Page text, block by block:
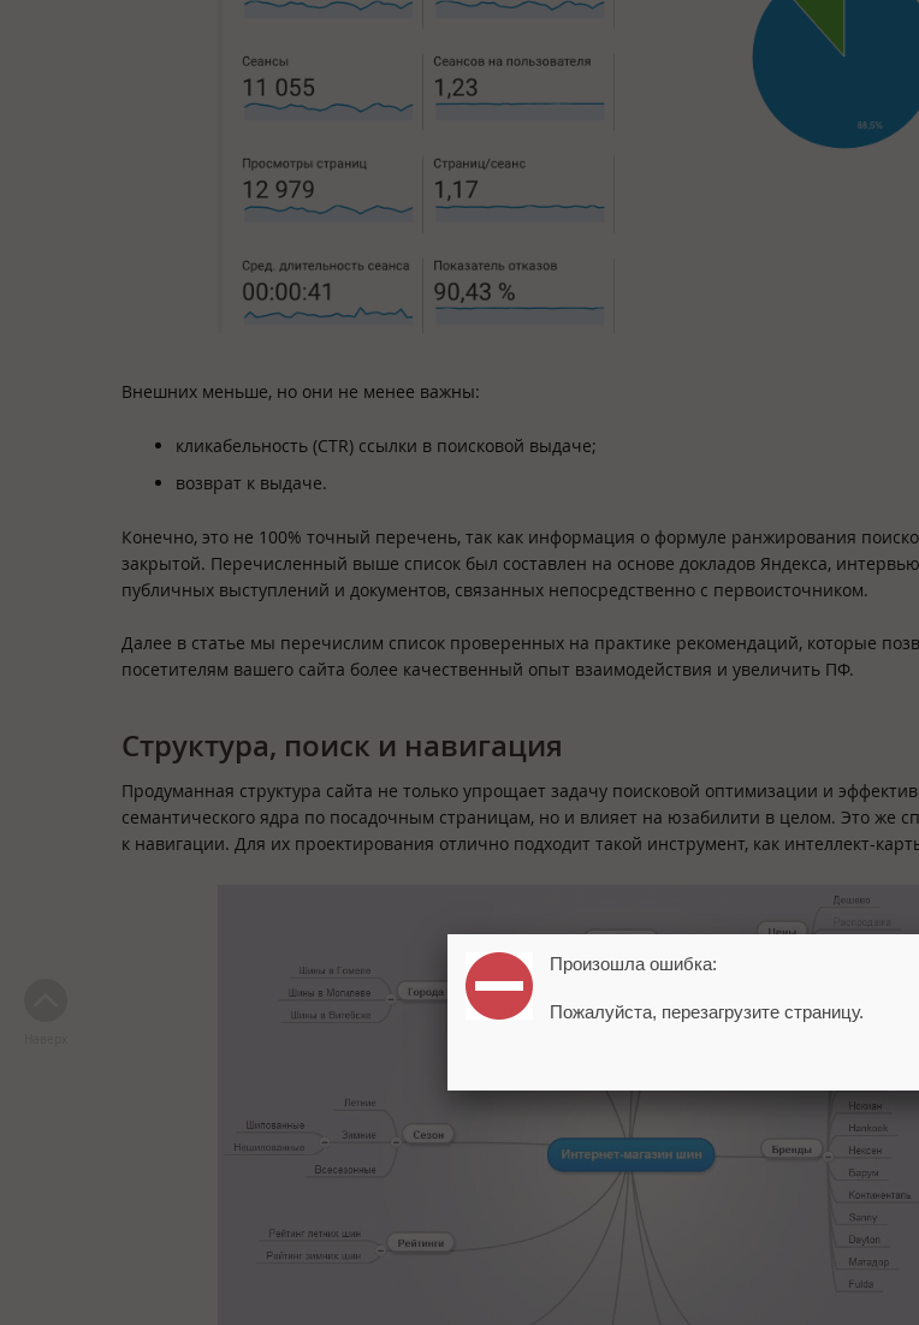
Внешних меньше, но они не менее важны:
кликабельность (CTR) ссылки в поисковой выдаче;
возврат к выдаче.
Конечно, это не 100% точный перечень, так как информация о формуле ранжирования
закрытой. Перечисленный выше список был составлен на основе докладов Яндекса,
публичных выступлений и документов, связанных непосредственно с первоисточником.
Далее в статье мы перечислим список проверенных на практике рекомендаций, которые
посетителям вашего сайта более качественный опыт взаимодействия и увеличить ПФ.
Структура, поиск и навигация
Продуманная структура сайта не только упрощает задачу поисковой оптимизации и
семантического ядра по посадочным страницам, но и влияет на юзабилити в целом. Это же
к навигации. Для их проектирования отлично подходит такой инструмент, как интеллект-
Произошла ошибка:
Пожалуйста, перезагрузите страницу.